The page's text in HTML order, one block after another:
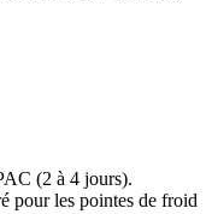
(2 à 4 jours).
pour les pointes de froid